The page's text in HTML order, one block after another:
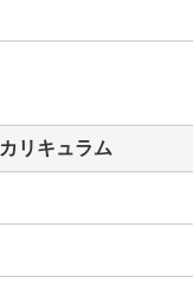
カリキュラム